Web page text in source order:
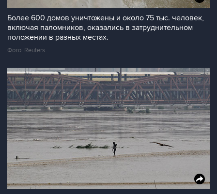
Более 600 домов уничтожены и около 75 тыс. человек,
включая паломников, оказались в затруднительном
положении в разных местах.
Фото: Reuters